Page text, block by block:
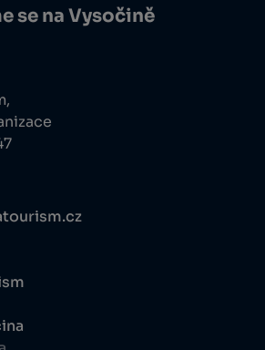
se na Vysočině